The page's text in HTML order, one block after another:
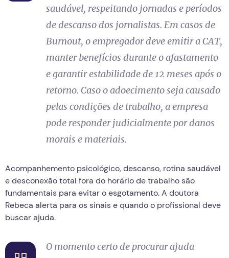
saudável, respeitando jornadas e períodos
de descanso dos jornalistas. Em casos de
Burnout, o empregador deve emitir a CAT,
manter benefícios durante o afastamento
e garantir estabilidade de 12 meses após o
retorno. Caso o adoecimento seja causado
pelas condições de trabalho, a empresa
pode responder judicialmente por danos
morais e materiais.
Acompanhemento psicológico, descanso, rotina saudável
e desconexão total fora do horário de trabalho são
fundamentais para evitar o esgotamento. A doutora
Rebeca alerta para os sinais e quando o profissional deve
buscar ajuda.
O momento certo de procurar ajuda